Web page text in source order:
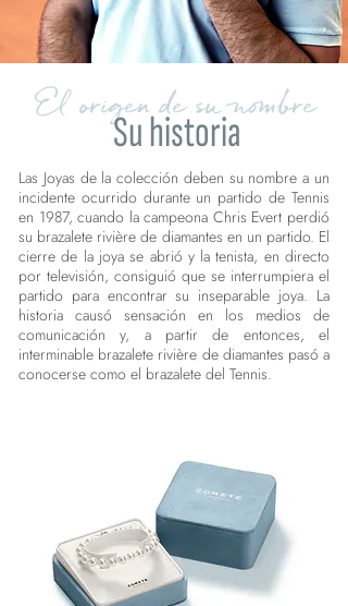
El origen de su nombre
Su historia
Las Joyas de la colección deben su nombre a un
incidente ocurrido durante un partido de Tennis
en 1987, cuando la campeona Chris Evert perdió
su brazalete rivière de diamantes en un partido. El
cierre de la joya se abrió y la tenista, en directo
por televisión, consiguió que se interrumpiera el
partido para encontrar su inseparable joya. La
historia causó sensación en los medios de
comunicación y, a partir de entonces, el
interminable brazalete rivière de diamantes pasó a
conocerse como el brazalete del Tennis.